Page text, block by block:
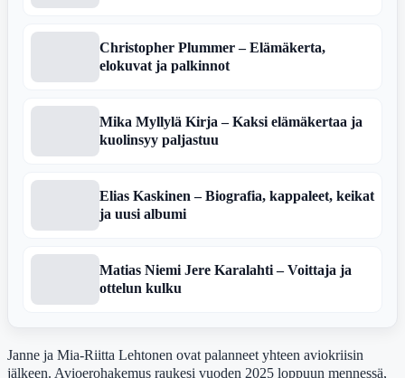
Christopher Plummer – Elämäkerta,
elokuvat ja palkinnot
Mika Myllylä Kirja – Kaksi elämäkertaa ja
kuolinsyy paljastuu
Elias Kaskinen – Biografia, kappaleet, keikat
ja uusi albumi
Matias Niemi Jere Karalahti – Voittaja ja
ottelun kulku
Janne ja Mia-Riitta Lehtonen ovat palanneet yhteen aviokriisin
jälkeen. Avioerohakemus raukesi vuoden 2025 loppuun mennessä,